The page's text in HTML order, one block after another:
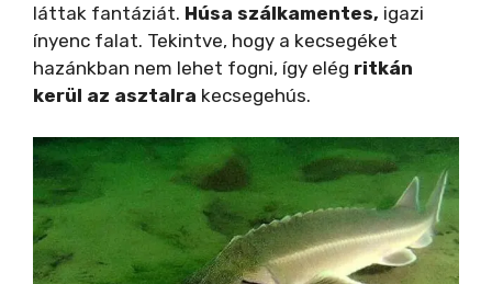
láttak fantáziát. Húsa szálkamentes, igazi
ínyenc falat. Tekintve, hogy a kecsegéket
hazánkban nem lehet fogni, így elég ritkán
kerül az asztalra kecsegehús.